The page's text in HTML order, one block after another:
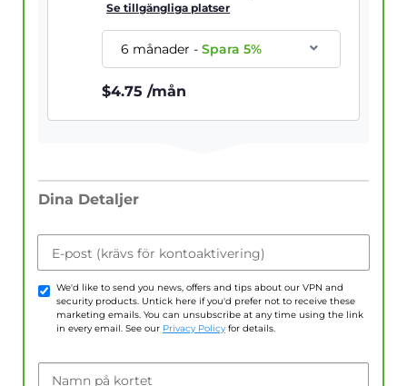
Se tillgängliga platser
6 månader-Spara5%
$4.75 /mån
Dina Detaljer
E-post (krävs för kontoaktivering)
We'd like to send you news, offers and tips about our VPN and
security products. Untick here if you'd prefer not to receive these
marketing emails. You can unsubscribe at any time using the link
in every email. See our Privacy Policy for details.
Namn på kortet